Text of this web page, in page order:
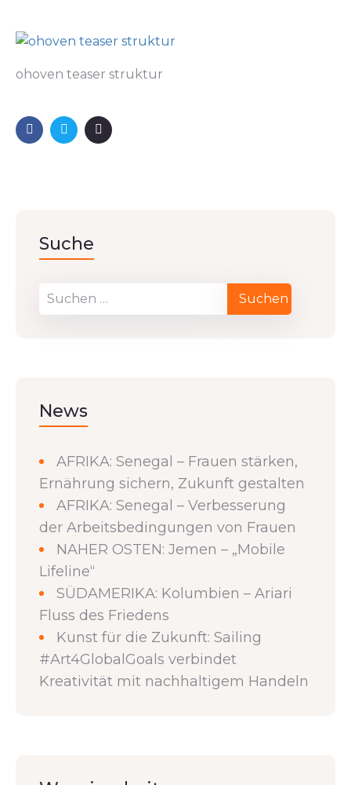
ohoven teaser struktur
Suche
News
AFRIKA: Senegal – Frauen stärken,
Ernährung sichern, Zukunft gestalten
AFRIKA: Senegal – Verbesserung
der Arbeitsbedingungen von Frauen
NAHER OSTEN: Jemen – „Mobile
Lifeline“
SÜDAMERIKA: Kolumbien – Ariari
Fluss des Friedens
Kunst für die Zukunft: Sailing
#Art4GlobalGoals verbindet
Kreativität mit nachhaltigem Handeln